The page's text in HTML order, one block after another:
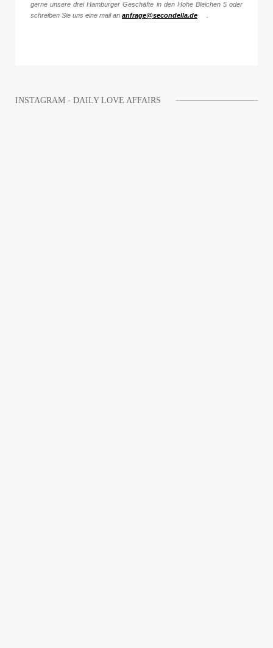
gerne unsere drei Hamburger Geschäfte in den Hohe Bleichen 5 oder
schreiben Sie uns eine mail an anfrage@secondella.de
INSTAGRAM - DAILY LOVE AFFAIRS